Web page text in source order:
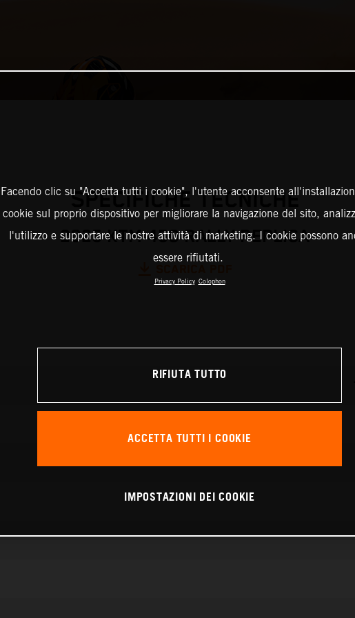
SPECIFICHE TECNICHE
2025 KTM 450 RALLY REPLICA
Facendo clic su "Accetta tutti i cookie", l'utente acconsente
cookie sul proprio dispositivo per migliorare la navigazione del sito,
l'utilizzo e supportare le nostre attività di marketing. I cookie possono
essere rifiutati.
Privacy Policy Colophon
RIFIUTA TUTTO
ACCETTA TUTTI I COOKIE
IMPOSTAZIONI DEI COOKIE